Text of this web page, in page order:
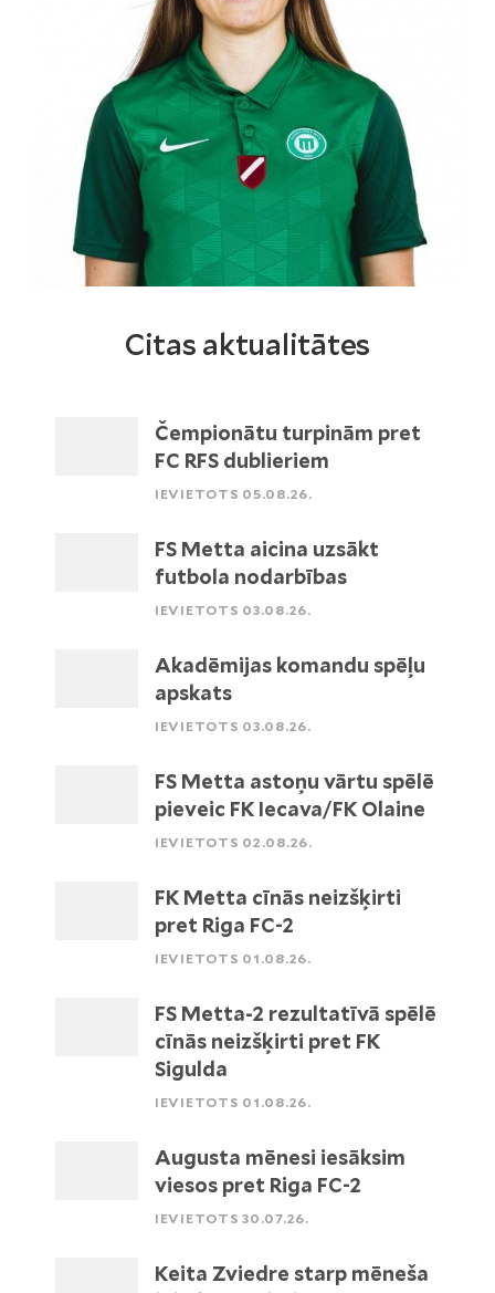
Citas aktualitātes
Čempionātu turpinām pret
FC RFS dublieriem
IEVIETOTS 05.08.26.
FS Metta aicina uzsākt
futbola nodarbības
IEVIETOTS 03.08.26.
Akadēmijas komandu spēļu
apskats
IEVIETOTS 03.08.26.
FS Metta astoņu vārtu spēlē
pieveic FK Iecava/FK Olaine
IEVIETOTS 02.08.26.
FK Metta cīnās neizšķirti
pret Riga FC-2
IEVIETOTS 01.08.26.
FS Metta-2 rezultatīvā spēlē
cīnās neizšķirti pret FK
Sigulda
IEVIETOTS 01.08.26.
Augusta mēnesi iesāksim
viesos pret Riga FC-2
IEVIETOTS 30.07.26.
Keita Zviedre starp mēneša